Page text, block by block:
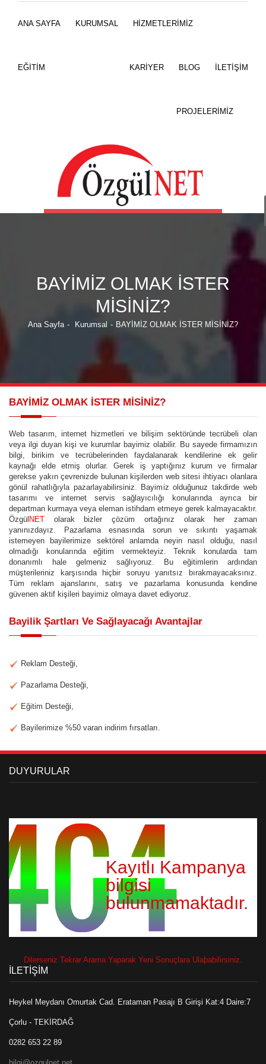
0532 614 31 32
ANA SAYFA KURUMSAL HİZMETLERİMİZ
EĞİTİM İLETİŞİM
BLOG
KARİYER
PROJELERİMİZ
BAYİMİZ OLMAK İSTER
MİSİNİZ?
Ana Sayfa - Kurumsal - BAYİMİZ OLMAK İSTER MİSİNİZ?
BAYİMİZ OLMAK İSTER MİSİNİZ?
Web tasarım, internet hizmetleri ve bilişim sektöründe tecrübeli olan
veya ilgi duyan kişi ve kurumlar bayimiz olabilir. Bu sayede firmamızın
bilgi, birikim ve tecrübelerinden faydalanarak kendilerine ek gelir
kaynağı elde etmiş olurlar. Gerek iş yaptığınız kurum ve firmalar
gerekse yakın çevrenizde bulunan kişilerden web sitesi ihtiyacı olanlara
gönül rahatlığıyla pazarlayabilirsiniz. Bayimiz olduğunuz takdirde web
tasarımı ve internet servis sağlayıcılığı konularında ayrıca bir
departman kurmaya veya eleman istihdam etmeye gerek kalmayacaktır.
Özgül NET olarak bizler çözüm ortağınız olarak her zaman
yanınızdayız. Pazarlama esnasında sorun ve sıkıntı yaşamak
istemeyen bayilerimize sektörel anlamda neyin nasıl olduğu, nasıl
olmadığı konularında eğitim vermekteyiz. Teknik konularda tam
donanımlı hale gelmeniz sağlıyoruz. Bu eğitimlerin ardından
müşterileriniz karşısında hiçbir soruyu yanıtsız bırakmayacaksınız.
Tüm reklam ajanslarını, satış ve pazarlama konusunda kendine
güvenen aktif kişileri bayimiz olmaya davet ediyoruz.
Bayilik Şartları Ve Sağlayacağı Avantajlar
Reklam Desteği,
Pazarlama Desteği,
Eğitim Desteği,
Bayilerimize %50 varan indirim fırsatları.
DUYURULAR
Kayıtlı Kampanya
bilgisi
bulunmamaktadır.
Dilerseniz Tekrar Arama Yaparak Yeni Sonuçlara Ulaþabilirsiniz.
İLETİŞİM
Heykel Meydanı Omurtak Cad. Erataman Pasajı B Girişi Kat:4 Daire:7
Çorlu - TEKİRDAĞ
0282 653 22 89